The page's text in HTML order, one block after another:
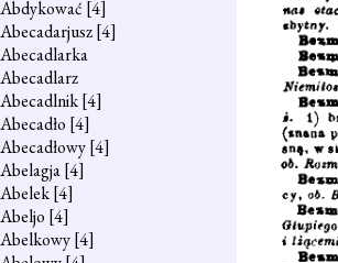
Abdykować [4]
Abecadarjusz[4]
Abecadlarka
Abecadlarz
Abecadlnik[4]
Abecadło [4]
Abecadłowy[4]
Abelagja[4]
Abelek[4]
Abeljo [4]
Abelkowy[4]